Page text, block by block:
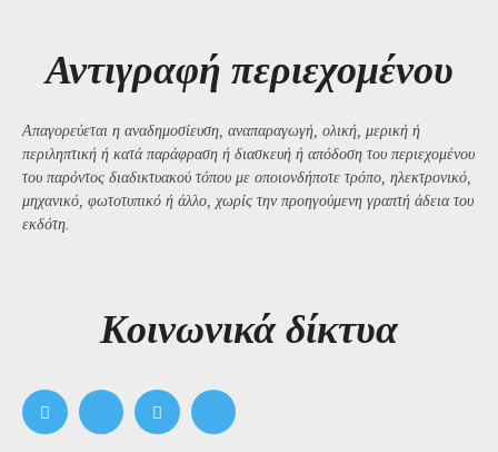
Αντιγραφή περιεχομένου
Απαγορεύεται η αναδημοσίευση, αναπαραγωγή, ολική, μερική ή
περιληπτική ή κατά παράφραση ή διασκευή ή απόδοση του περιεχομένου
του παρόντος διαδικτυακού τόπου με οποιονδήποτε τρόπο, ηλεκτρονικό,
μηχανικό, φωτοτυπικό ή άλλο, χωρίς την προηγούμενη γραπτή άδεια του
εκδότη.
Kοινωνικά δίκτυα